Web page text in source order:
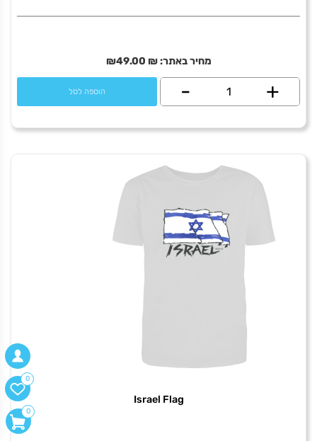
0
0
מחיר באתר:₪
₪49.00
+
כמות
Slave
- הוספה לסל
Israel Flag